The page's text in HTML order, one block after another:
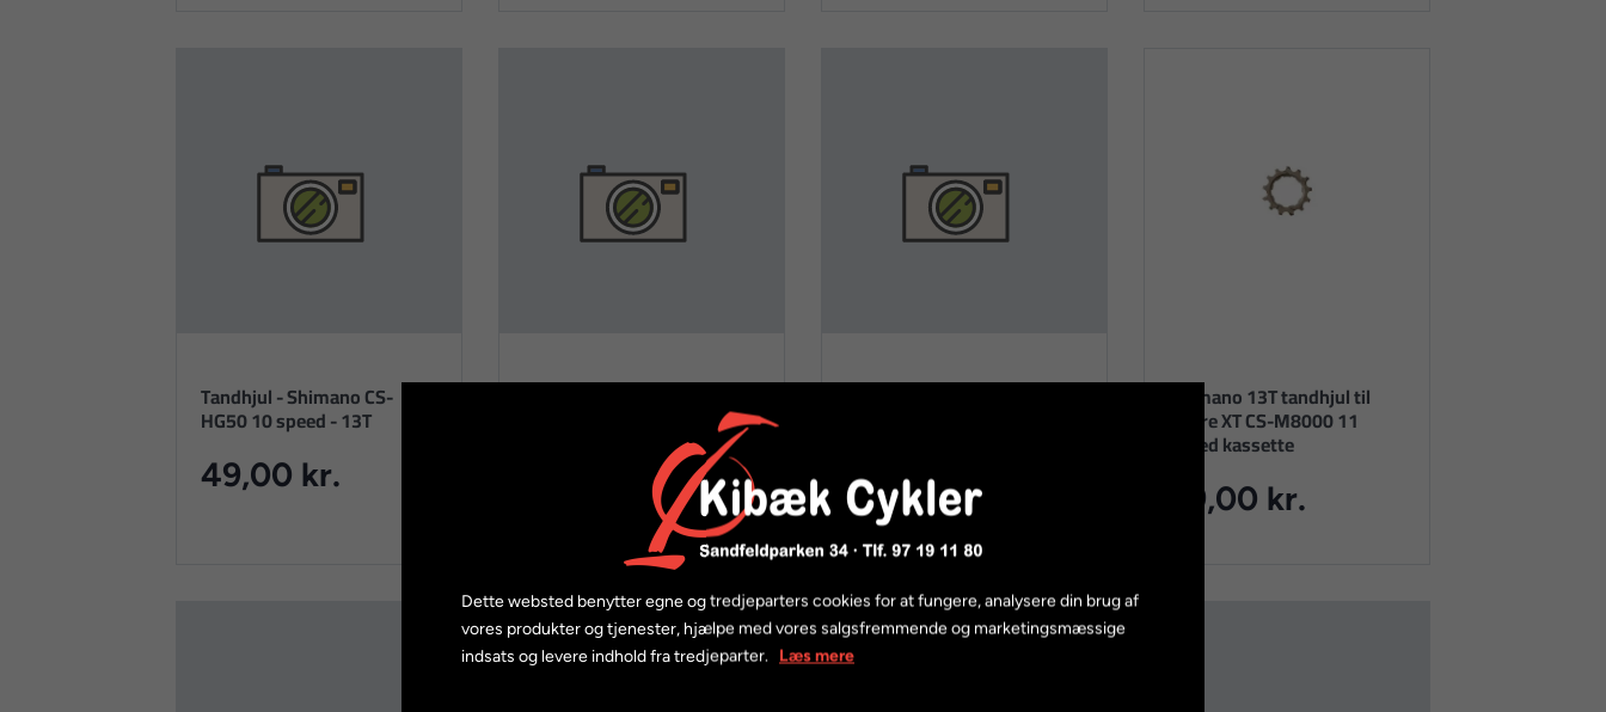
Tandhjul - Shimano CS-
HG50 10 speed - 13T
49,00 kr. 50,00 kr. 59,00 kr.
Shimano 13T tandhjul til
Deore XT CS-M8000 11
speed kassette
69,00 kr.
Dette websted benytter egne og tredjeparters cookies for at fungere, analysere din brug af
vores produkter og tjenester, hjælpe med vores salgsfremmende og marketingsmæssige
indsats og levere indhold fra tredjeparter. Læs mere